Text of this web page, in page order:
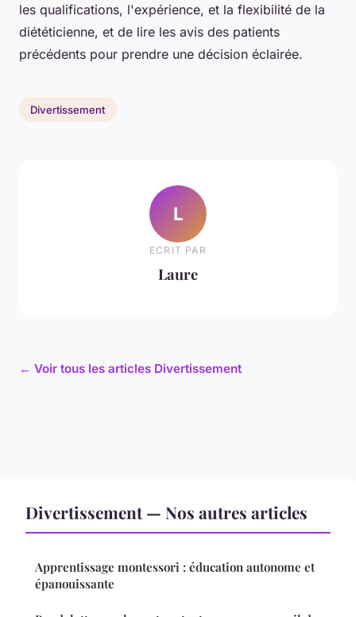
les qualifications, l'expérience, et la flexibilité de la
diététicienne, et de lire les avis des patients
précédents pour prendre une décision éclairée.
Divertissement
L
ECRIT PAR
Laure
← Voir tous les articles Divertissement
Divertissement — Nos autres articles
Apprentissage montessori : éducation autonome et
épanouissante